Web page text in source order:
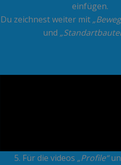
einfügen.
Du zeichnest weiter mit
und
5. Für die videos „Profile“